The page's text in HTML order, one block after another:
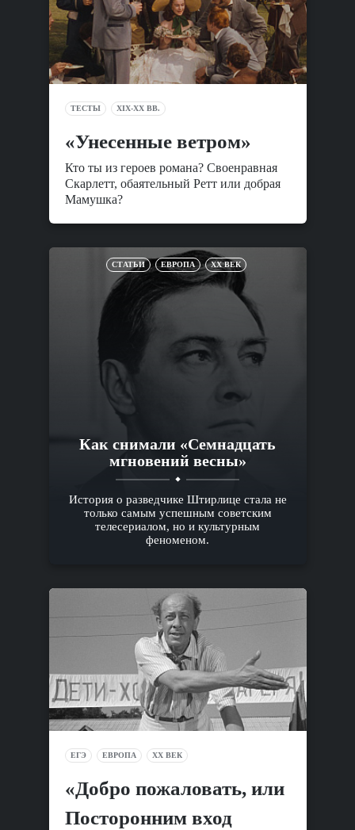
ТЕСТЫ XIX-XX ВВ.
«Унесенные ветром»
Кто ты из героев романа? Своенравная
Скарлетт, обаятельный Ретт или добрая
Мамушка?
СТАТЬИ ЕВРОПА XX ВЕК
Как снимали «Семнадцать
мгновений весны»
История о разведчике Штирлице стала не
только самым успешным советским
телесериалом, но и культурным
феноменом.
ЕГЭ ЕВРОПА XX ВЕК
«Добро пожаловать, или
Посторонним вход